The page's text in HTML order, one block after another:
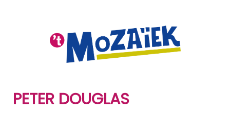
PETER DOUGLAS